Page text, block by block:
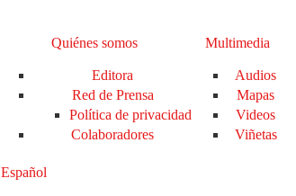
Quiénes somos
Editora
Red de Prensa
Política de privacidad
Colaboradores
Multimedia
Audios
Mapas
Videos
Viñetas
Español